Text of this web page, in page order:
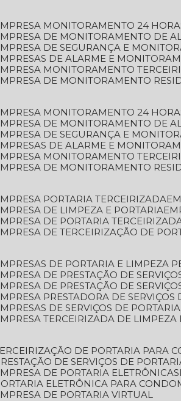
EMPRESA MONITORAMENTO 24
EMPRESA DE MONITORAMENTO DE
EMPRESA DE SEGURANÇA E
EMPRESAS DE ALARME E
EMPRESA MONITORAMENTO
EMPRESA DE MONITORAMENTO
EMPRESA MONITORAMENTO 24
EMPRESA DE MONITORAMENTO DE
EMPRESA DE SEGURANÇA E
EMPRESAS DE ALARME E
EMPRESA MONITORAMENTO
EMPRESA DE MONITORAMENTO
EMPRESA PORTARIA TERCEIRIZADA
EMPRESA DE LIMPEZA E PORTARIA
EMPRESA DE PORTARIA
EMPRESA DE TERCEIRIZAÇÃO DE
EMPRESAS DE PORTARIA E LIMPEZA
EMPRESA DE PRESTAÇÃO DE
EMPRESA DE PRESTAÇÃO DE
EMPRESA PRESTADORA DE
EMPRESAS DE SERVIÇOS DE PORTARIA
EMPRESA TERCEIRIZADA DE LIMPEZA
TERCEIRIZAÇÃO DE PORTARIA PARA
PRESTAÇÃO DE SERVIÇOS DE
EMPRESA DE PORTARIA ELETRÔNICA
PORTARIA ELETRÔNICA PARA
EMPRESA DE PORTARIA VIRTUAL